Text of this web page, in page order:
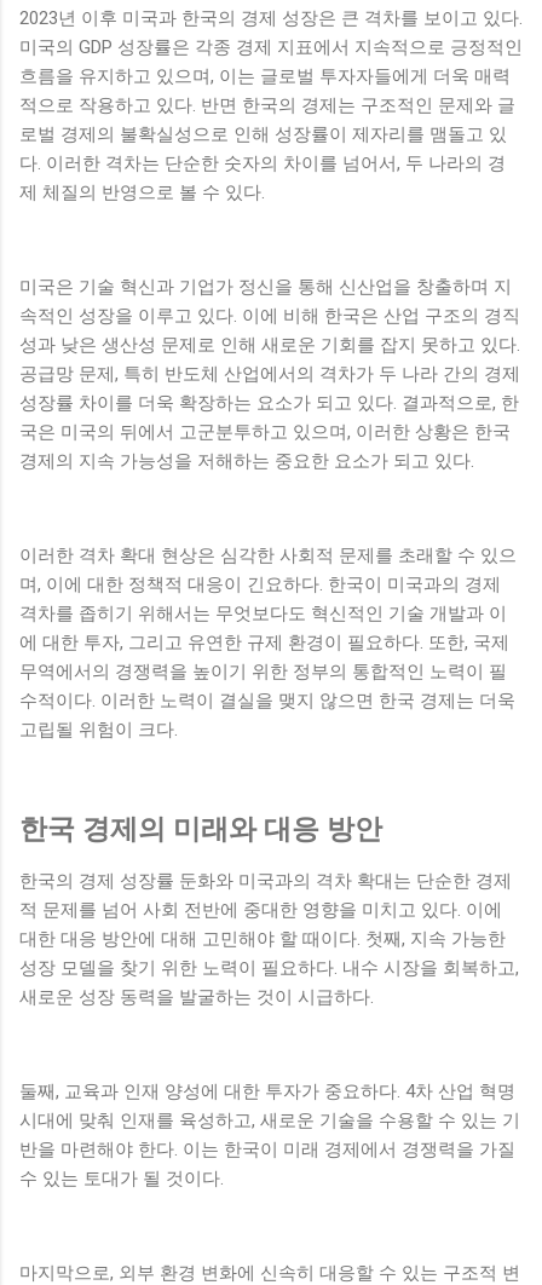
2023년 이후 미국과 한국의 경제 성장은 큰 격차를 보이고 있다.
미국의 GDP 성장률은 각종 경제 지표에서 지속적으로 긍정적인
흐름을 유지하고 있으며, 이는 글로벌 투자자들에게 더욱 매력
적으로 작용하고 있다. 반면 한국의 경제는 구조적인 문제와 글
로벌 경제의 불확실성으로 인해 성장률이 제자리를 맴돌고 있
다. 이러한 격차는 단순한 숫자의 차이를 넘어서, 두 나라의 경
제 체질의 반영으로 볼 수 있다.
미국은 기술 혁신과 기업가 정신을 통해 신산업을 창출하며 지
속적인 성장을 이루고 있다. 이에 비해 한국은 산업 구조의 경직
성과 낮은 생산성 문제로 인해 새로운 기회를 잡지 못하고 있다.
공급망 문제, 특히 반도체 산업에서의 격차가 두 나라 간의 경제
성장률 차이를 더욱 확장하는 요소가 되고 있다. 결과적으로, 한
국은 미국의 뒤에서 고군분투하고 있으며, 이러한 상황은 한국
경제의 지속 가능성을 저해하는 중요한 요소가 되고 있다.
이러한 격차 확대 현상은 심각한 사회적 문제를 초래할 수 있으
며, 이에 대한 정책적 대응이 긴요하다. 한국이 미국과의 경제
격차를 좁히기 위해서는 무엇보다도 혁신적인 기술 개발과 이
에 대한 투자, 그리고 유연한 규제 환경이 필요하다. 또한, 국제
무역에서의 경쟁력을 높이기 위한 정부의 통합적인 노력이 필
수적이다. 이러한 노력이 결실을 맺지 않으면 한국 경제는 더욱
고립될 위험이 크다.
한국 경제의 미래와 대응 방안
한국의 경제 성장률 둔화와 미국과의 격차 확대는 단순한 경제
적 문제를 넘어 사회 전반에 중대한 영향을 미치고 있다. 이에
대한 대응 방안에 대해 고민해야 할 때이다. 첫째, 지속 가능한
성장 모델을 찾기 위한 노력이 필요하다. 내수 시장을 회복하고,
새로운 성장 동력을 발굴하는 것이 시급하다.
둘째, 교육과 인재 양성에 대한 투자가 중요하다. 4차 산업 혁명
시대에 맞춰 인재를 육성하고, 새로운 기술을 수용할 수 있는 기
반을 마련해야 한다. 이는 한국이 미래 경제에서 경쟁력을 가질
수 있는 토대가 될 것이다.
마지막으로, 외부 환경 변화에 신속히 대응할 수 있는 구조적 변